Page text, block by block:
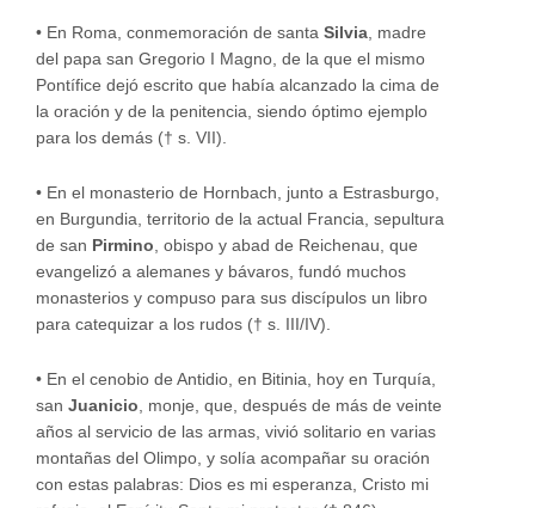
• En Roma, conmemoración de santa Silvia , madre
del papa san Gregorio I Magno, de la que el mismo
Pontífice dejó escrito que había alcanzado la cima de
la oración y de la penitencia, siendo óptimo ejemplo
para los demás († s. VII).
• En el monasterio de Hornbach, junto a Estrasburgo,
en Burgundia, territorio de la actual Francia, sepultura
de san Pirmino , obispo y abad de Reichenau, que
evangelizó a alemanes y bávaros, fundó muchos
monasterios y compuso para sus discípulos un libro
para catequizar a los rudos († s. III/IV).
• En el cenobio de Antidio, en Bitinia, hoy en Turquía,
san Juanicio , monje, que, después de más de veinte
años al servicio de las armas, vivió solitario en varias
montañas del Olimpo, y solía acompañar su oración
con estas palabras: Dios es mi esperanza, Cristo mi